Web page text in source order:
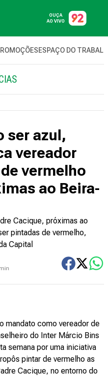
OUÇA
AO VIVO
ESPAÇO DO
ser azul,
vereador
vermelho
ao Beira-
Cacique, próximas ao
pintadas de vermelho,
Capital
mandato como vereador de
do Inter Márcio Bins
semana por uma iniciativa
pintar de vermelho as
Cacique, no entorno do